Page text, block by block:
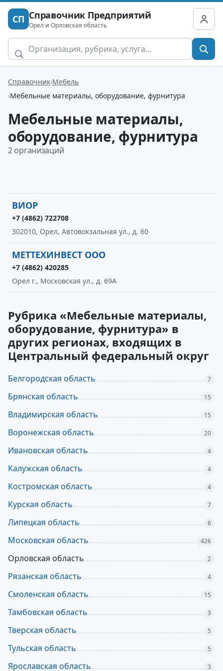
СП Справочник Предприятий
Орел и Орловская область
Справочник Мебель
Мебельные материалы, оборудование, фурнитура
Мебельные материалы,
оборудование, фурнитура
2 организаций
ВИОР
+7 (4862) 722708
302010, Орел, Автовокзальная ул., д. 60
МЕТТЕХИНВЕСТ ООО
+7 (4862) 420285
Орел г., Московская ул., д. 69А
Рубрика «Мебельные материалы,
оборудование, фурнитура» в
других регионах, входящих в
Центральный федеральный округ
Белгородская область 7
Брянская область 15
Владимирская область 15
Воронежская область 20
Ивановская область 4
Калужская область 4
Костромская область 4
Курская область 7
Липецкая область 6
Московская область 426
Орловская область 2
Рязанская область 4
Смоленская область 15
Тамбовская область 3
Тверская область 5
Тульская область 5
Ярославская область 3